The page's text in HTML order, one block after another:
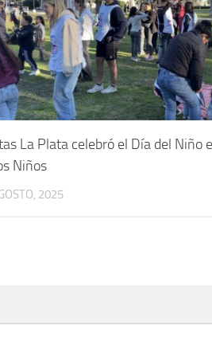
La Plata celebró el Día del Niño
Niños
2025